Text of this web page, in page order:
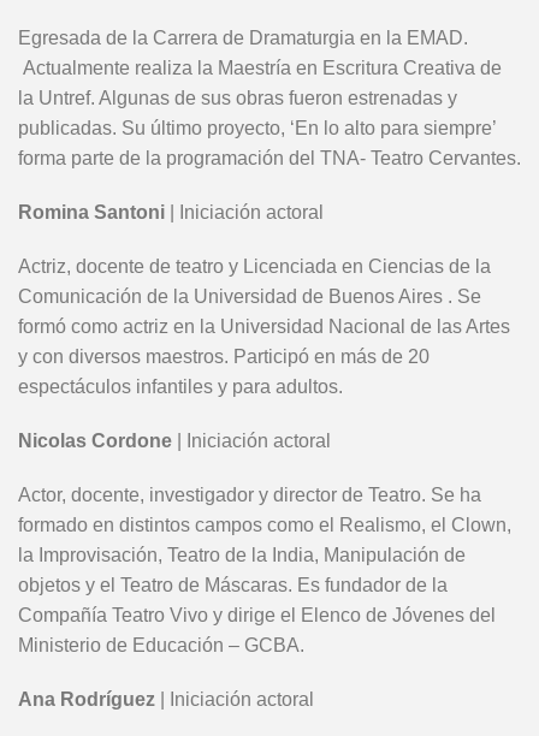
Egresada de la Carrera de Dramaturgia en la EMAD.
Actualmente realiza la Maestría en Escritura Creativa de
la Untref. Algunas de sus obras fueron estrenadas y
publicadas. Su último proyecto, ‘En lo alto para siempre’
forma parte de la programación del TNA- Teatro Cervantes.
Romina Santoni | Iniciación actoral
Actriz, docente de teatro y Licenciada en Ciencias de la
Comunicación de la Universidad de Buenos Aires . Se
formó como actriz en la Universidad Nacional de las Artes
y con diversos maestros. Participó en más de 20
espectáculos infantiles y para adultos.
Nicolas Cordone | Iniciación actoral
Actor, docente, investigador y director de Teatro. Se ha
formado en distintos campos como el Realismo, el Clown,
la Improvisación, Teatro de la India, Manipulación de
objetos y el Teatro de Máscaras. Es fundador de la
Compañía Teatro Vivo y dirige el Elenco de Jóvenes del
Ministerio de Educación – GCBA.
Ana Rodríguez | Iniciación actoral